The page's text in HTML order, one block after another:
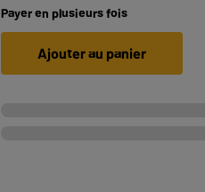
Payer en plusieurs fois
Ajouter au panier